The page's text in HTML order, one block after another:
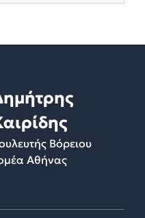
Βόρειου
Αθήνας